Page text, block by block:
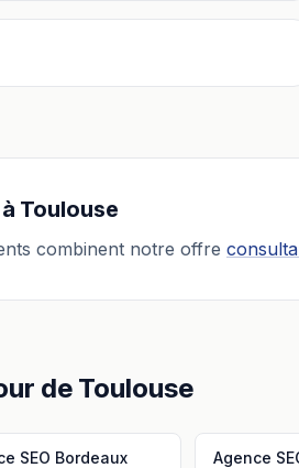
Toulouse
combinent notre offre
de Toulouse
SEO Bordeaux Agence